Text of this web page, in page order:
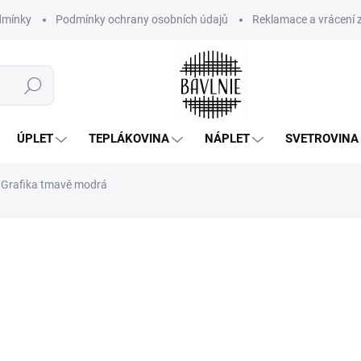
Podmínky ochrany osobních údajů Reklamace a vrácení
Hledat
ÚPLET TEPLÁKOVINA NÁPLET SVETROVINA
tmavě modrá